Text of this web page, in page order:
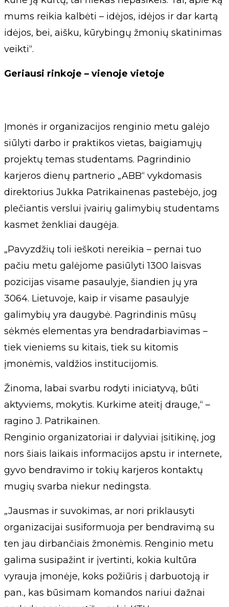
mums reikia kalbėti – idėjos, idėjos ir dar kartą
idėjos, bei, aišku, kūrybingų žmonių skatinimas
veikti“.
Geriausi rinkoje – vienoje vietoje
Įmonės ir organizacijos renginio metu galėjo
siūlyti darbo ir praktikos vietas, baigiamųjų
projektų temas studentams. Pagrindinio
karjeros dienų partnerio „ABB“ vykdomasis
direktorius Jukka Patrikainenas pastebėjo, jog
plečiantis verslui įvairių galimybių studentams
kasmet ženkliai daugėja.
„Pavyzdžių toli ieškoti nereikia – pernai tuo
pačiu metu galėjome pasiūlyti 1300 laisvas
pozicijas visame pasaulyje, šiandien jų yra
3064. Lietuvoje, kaip ir visame pasaulyje
galimybių yra daugybė. Pagrindinis mūsų
sėkmės elementas yra bendradarbiavimas –
tiek vieniems su kitais, tiek su kitomis
įmonėmis, valdžios institucijomis.
Žinoma, labai svarbu rodyti iniciatyvą, būti
aktyviems, mokytis. Kurkime ateitį drauge,“ –
ragino J. Patrikainen.
Renginio organizatoriai ir dalyviai įsitikinę, jog
nors šiais laikais informacijos apstu ir internete,
gyvo bendravimo ir tokių karjeros kontaktų
mugių svarba niekur nedingsta.
„Jausmas ir suvokimas, ar nori priklausyti
organizacijai susiformuoja per bendravimą su
ten jau dirbančiais žmonėmis. Renginio metu
galima susipažint ir įvertinti, kokia kultūra
vyrauja įmonėje, koks požiūris į darbuotoją ir
pan., kas būsimam komandos nariui dažnai